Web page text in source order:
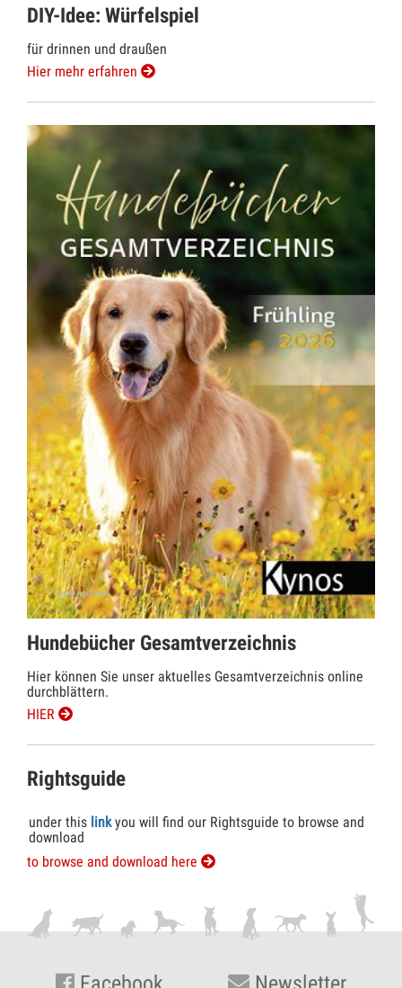
DIY-Idee: Würfelspiel
für drinnen und draußen
Hier mehr erfahren
Hundebücher Gesamtverzeichnis
Hier können Sie unser aktuelles Gesamtverzeichnis online
durchblättern.
HIER
Rightsguide
under this linkyou will find our Rightsguide to browse and
download
to browse and download here